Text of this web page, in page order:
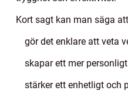
Kort sagt kan man säga
gör det enklare att veta
skapar ett mer
stärker ett enhetligt och